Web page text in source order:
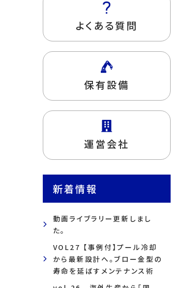
よくある質問
保有設備
運営会社
新着情報
動画ライブラリー更新しまし
た。
VOL27 【事例付】プール冷却
から最新設計へ。ブロー金型の
寿命を延ばすメンテナンス術